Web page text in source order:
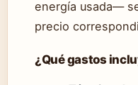
energía usada—
precio
¿Qué gastos